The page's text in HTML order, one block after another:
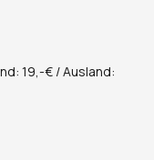
19,-€ / Ausland: